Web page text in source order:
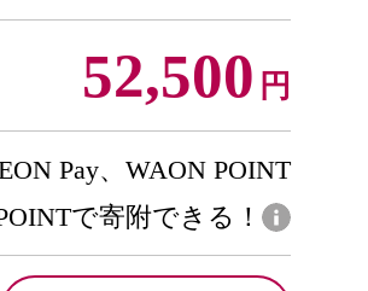
52,500 円
Pay、WAON POINT
で寄附できる！